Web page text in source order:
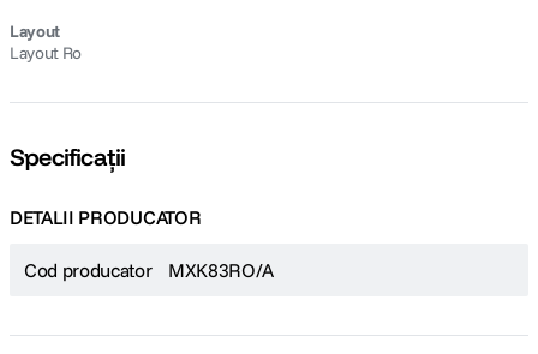
Layout
Layout Ro
Specificații
DETALII PRODUCATOR
Cod producator MXK83RO/A